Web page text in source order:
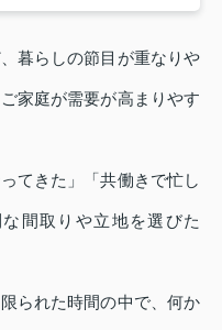
暮らしの節目が重なりや
家庭が需要が高まりやす
てきた」「共働きで忙し
間取りや立地を選びた
られた時間の中で、何か